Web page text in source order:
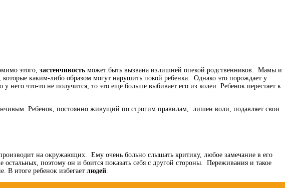
этого, застенчивость может быть вызвана излишней опекой родственников. Мамы и
каким-либо образом могут нарушить покой ребенка. Однако это порождает у
него что-то не получится, то это еще больше выбивает его из колеи. Ребенок перестает к
Ребенок, постоянно живущий по строгим правилам, лишен воли, подавляет свои
на окружающих. Ему очень больно слышать критику, любое замечание в его
поэтому он и боится показать себя с другой стороны. Переживания и такое
В итоге ребенок избегает людей